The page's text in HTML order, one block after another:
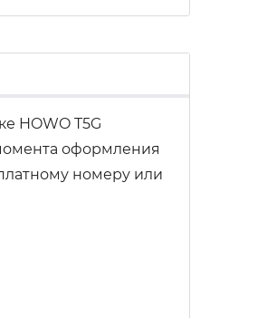
HOWO T5G
оформления
номеру или